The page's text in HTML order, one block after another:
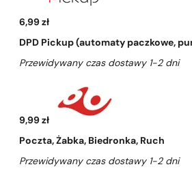
6,99 zł
DPD Pickup (automaty paczkowe,
Przewidywany czas dostawy 1-2 dni
9,99 zł
Poczta, Żabka, Biedronka, Ruch
Przewidywany czas dostawy 1-2 dni